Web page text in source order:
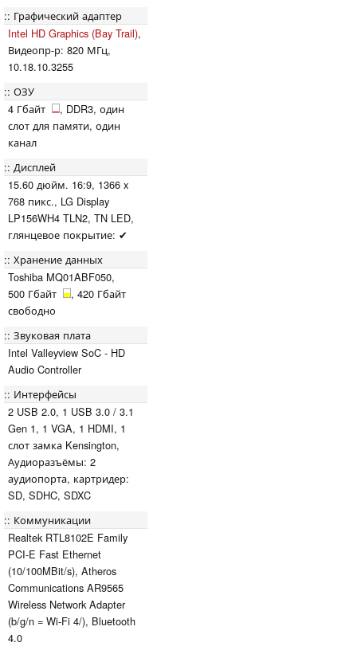
Графический адаптер
Intel HD Graphics (Bay Trail),
Видеопр-р: 820 МГц,
10.18.10.3255
ОЗУ
4 Гбайт
, DDR3, один
слот для памяти, один
канал
Дисплей
15.60 дюйм. 16:9, 1366 x
768 пикс., LG Display
LP156WH4 TLN2, TN LED,
глянцевое покрытие: ✔
Хранение данных
Toshiba MQ01ABF050,
500 Гбайт
, 420 Гбайт
свободно
Звуковая плата
Intel Valleyview SoC - HD
Audio Controller
Интерфейсы
2 USB 2.0, 1 USB 3.0 / 3.1
Gen 1, 1 VGA, 1 HDMI, 1
слот замка Kensington,
Аудиоразъёмы: 2
аудиопорта, картридер:
SD, SDHC, SDXC
Коммуникации
Realtek RTL8102E Family
PCI-E Fast Ethernet
(10/100MBit/s), Atheros
Communications AR9565
Wireless Network Adapter
(b/g/n = Wi-Fi 4/), Bluetooth
4.0